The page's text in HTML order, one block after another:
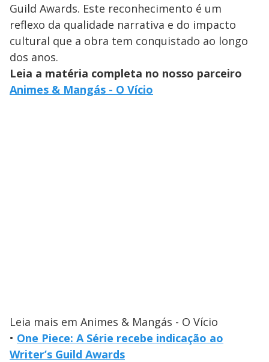
Guild Awards. Este reconhecimento é um
reflexo da qualidade narrativa e do impacto
cultural que a obra tem conquistado ao longo
dos anos.
Leia a matéria completa no nosso parceiro
Animes & Mangás - O Vício
Leia mais em Animes & Mangás - O Vício
• One Piece: A Série recebe indicação ao
Writer’s Guild Awards